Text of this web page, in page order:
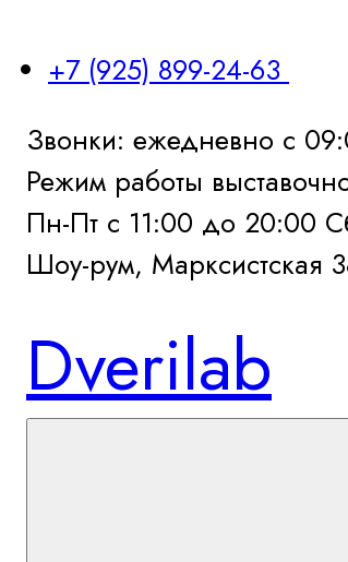
+7 (925) 899-24-63
Звонки: ежедневно с
Режим работы
Пн-Пт с 11:00 до 20:00
Шоу-рум, Марксистcкая
Dverilab